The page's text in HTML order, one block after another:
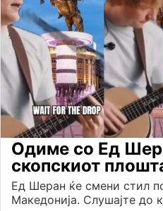
Одиме со Ед
скопскиот
Ед Шеран ќе смени стил
Македонија. Слушајте до